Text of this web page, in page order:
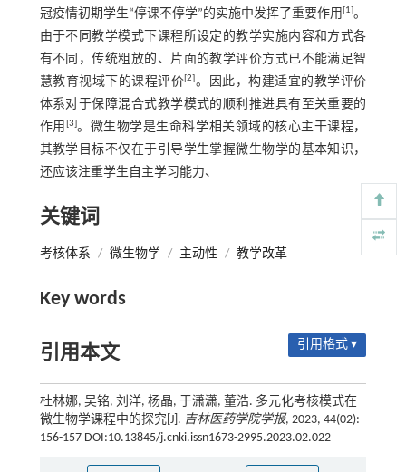
冠疫情初期学生“停课不停学”的实施中发挥了重要作用[1]。
由于不同教学模式下课程所设定的教学实施内容和方式各
有不同，传统粗放的、片面的教学评价方式已不能满足智
慧教育视域下的课程评价[2]。因此，构建适宜的教学评价
体系对于保障混合式教学模式的顺利推进具有至关重要的
作用 [3]。微生物学是生命科学相关领域的核心主干课程，
其教学目标不仅在于引导学生掌握微生物学的基本知识，
还应该注重学生自主学习能力、
关键词
考核体系 / 微生物学 / 主动性 / 教学改革
Key words
引用本文 引用格式 ▾
杜林娜, 吴铭, 刘洋, 杨晶, 于潇潇, 董浩. 多元化考核模式在
微生物学课程中的探究[J]. 吉林医药学院学报, 2023, 44(02):
156-157 DOI:10.13845/j.cnki.issn1673-2995.2023.02.022